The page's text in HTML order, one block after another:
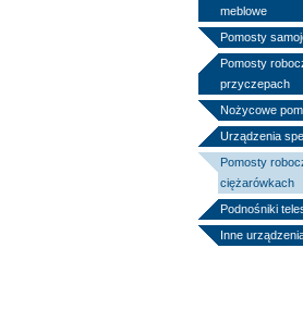
meblowe
Pomosty
Pomosty
przyczepach
Nożycowe
Urządzenia
Pomosty
ciężarówkach
Podnośniki
Inne